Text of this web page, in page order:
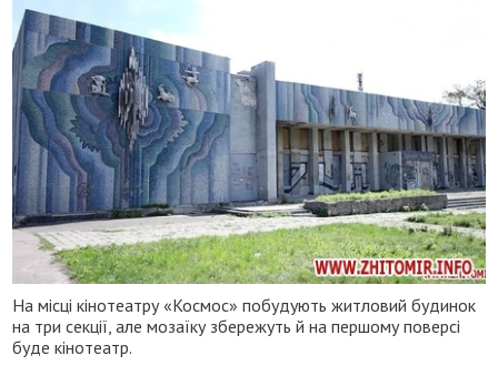
На місці кінотеатру «Космос» побудують житловий будинок
на три секції, але мозаїку збережуть й на першому поверсі
буде кінотеатр.